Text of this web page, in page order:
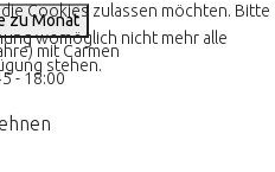
zu Monat
mit Carmen
- 18:00
Cookies zulassen möchten. Bitte
womöglich nicht mehr alle
stehen.